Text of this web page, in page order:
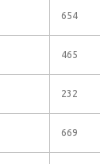
654
465
232
669